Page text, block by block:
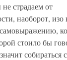
страдаем от
наоборот, изо
стоило бы
собираться